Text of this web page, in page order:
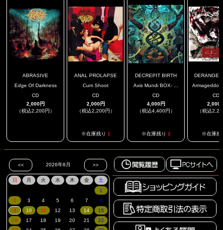
ABRASIVE
Edge Of Darkness
CD
2,000円
（税込2,200円）
ANAL PROLAPSE
Cum Shoot
CD
2,000円
（税込2,200円）
※在庫残り 1
DECREPIT BIRTH
Axis Mundi BOX- ...
CD
4,000円
（税込4,400円）
※在庫残り 2
Armageddon
CD
2,000
（税込
※在庫残